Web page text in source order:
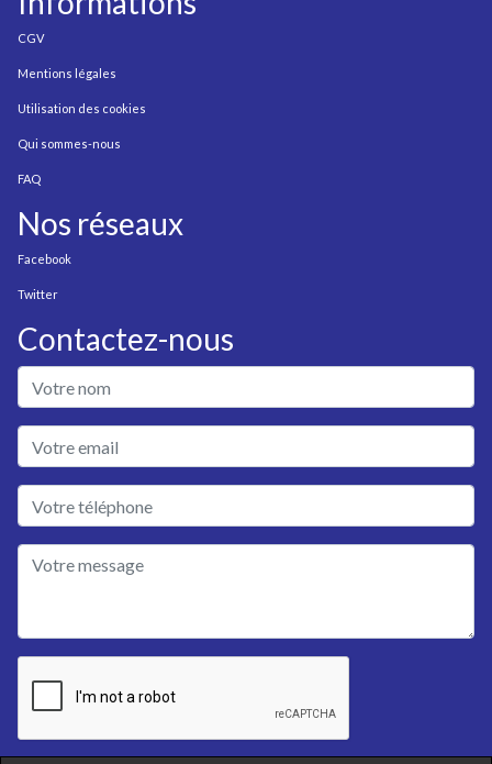
CGV
Mentions légales
Utilisation des cookies
Qui sommes-nous
FAQ
Nos réseaux
Facebook
Twitter
Contactez-nous